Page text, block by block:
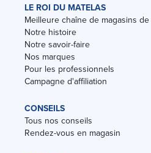
LE ROI DU MATELAS
Meilleure chaîne de magasins
Notre histoire
Notre savoir-faire
Nos marques
Pour les professionnels
Campagne d'affiliation
CONSEILS
Tous nos conseils
Rendez-vous en magasin